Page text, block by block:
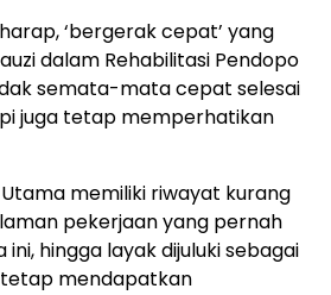
‘bergerak cepat’ yang
dalam Rehabilitasi Pendopo
semata-mata cepat selesai
juga tetap memperhatikan
memiliki riwayat kurang
pekerjaan yang pernah
hingga layak dijuluki sebagai
mendapatkan